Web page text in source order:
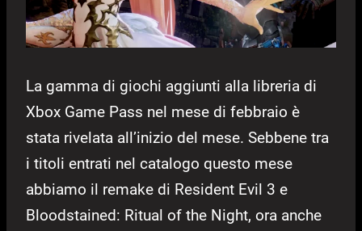
La gamma di giochi aggiunti alla libreria di
Xbox Game Pass nel mese di febbraio è
stata rivelata all’inizio del mese. Sebbene tra
i titoli entrati nel catalogo questo mese
abbiamo il remake di Resident Evil 3 e
Bloodstained: Ritual of the Night, ora anche